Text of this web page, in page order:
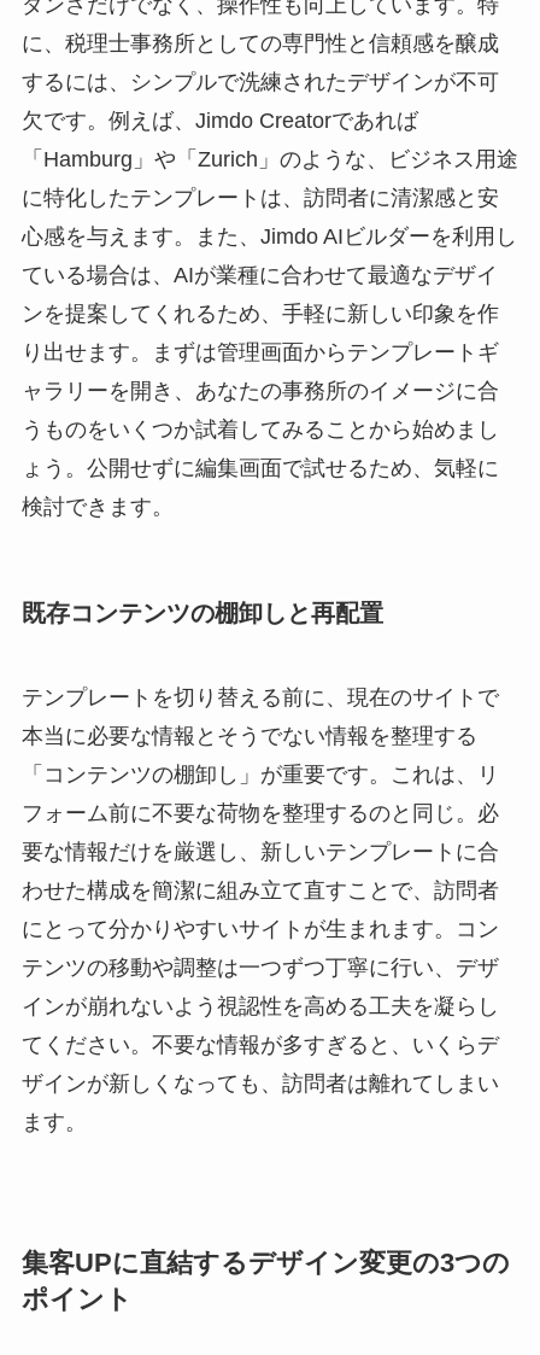
ダンさだけでなく、操作性も向上しています。特
に、税理士事務所としての専門性と信頼感を醸成
するには、シンプルで洗練されたデザインが不可
欠です。例えば、Jimdo Creatorであれば
「Hamburg」や「Zurich」のような、ビジネス用途
に特化したテンプレートは、訪問者に清潔感と安
心感を与えます。また、Jimdo AIビルダーを利用し
ている場合は、AIが業種に合わせて最適なデザイ
ンを提案してくれるため、手軽に新しい印象を作
り出せます。まずは管理画面からテンプレートギ
ャラリーを開き、あなたの事務所のイメージに合
うものをいくつか試着してみることから始めまし
ょう。公開せずに編集画面で試せるため、気軽に
検討できます。
既存コンテンツの棚卸しと再配置
テンプレートを切り替える前に、現在のサイトで
本当に必要な情報とそうでない情報を整理する
「コンテンツの棚卸し」が重要です。これは、リ
フォーム前に不要な荷物を整理するのと同じ。必
要な情報だけを厳選し、新しいテンプレートに合
わせた構成を簡潔に組み立て直すことで、訪問者
にとって分かりやすいサイトが生まれます。コン
テンツの移動や調整は一つずつ丁寧に行い、デザ
インが崩れないよう視認性を高める工夫を凝らし
てください。不要な情報が多すぎると、いくらデ
ザインが新しくなっても、訪問者は離れてしまい
ます。
集客UPに直結するデザイン変更の3つの
ポイント